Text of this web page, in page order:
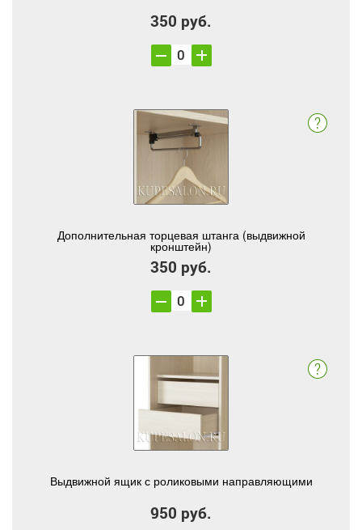
350 руб.
Дополнительная торцевая штанга (выдвижной
кронштейн)
350 руб.
Выдвижной ящик с роликовыми направляющими
950 руб.